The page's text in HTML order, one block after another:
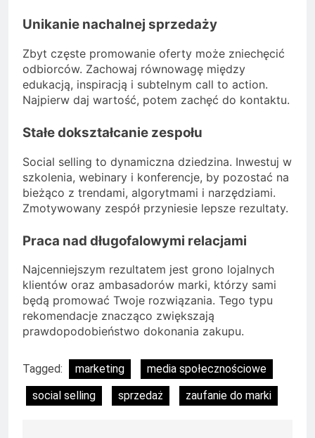
Unikanie nachalnej sprzedaży
Zbyt częste promowanie oferty może zniechęcić
odbiorców. Zachowaj równowagę między
edukacją, inspiracją i subtelnym call to action.
Najpierw daj wartość, potem zachęć do kontaktu.
Stałe dokształcanie zespołu
Social selling to dynamiczna dziedzina. Inwestuj w
szkolenia, webinary i konferencje, by pozostać na
bieżąco z trendami, algorytmami i narzędziami.
Zmotywowany zespół przyniesie lepsze rezultaty.
Praca nad długofalowymi relacjami
Najcenniejszym rezultatem jest grono lojalnych
klientów oraz ambasadorów marki, którzy sami
będą promować Twoje rozwiązania. Tego typu
rekomendacje znacząco zwiększają
prawdopodobieństwo dokonania zakupu.
Tagged: marketing
media społecznościowe
social selling
sprzedaż zaufanie do marki